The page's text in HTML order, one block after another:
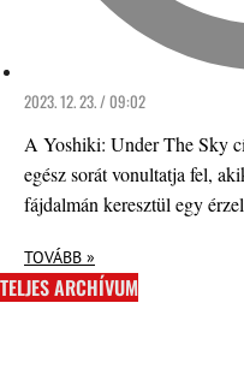
2023. 12. 23. / 09:02
A Yoshiki: Under The Sky
egész sorát vonultatja fel,
fájdalmán keresztül egy
TOVÁBB »
TELJES ARCHÍVUM